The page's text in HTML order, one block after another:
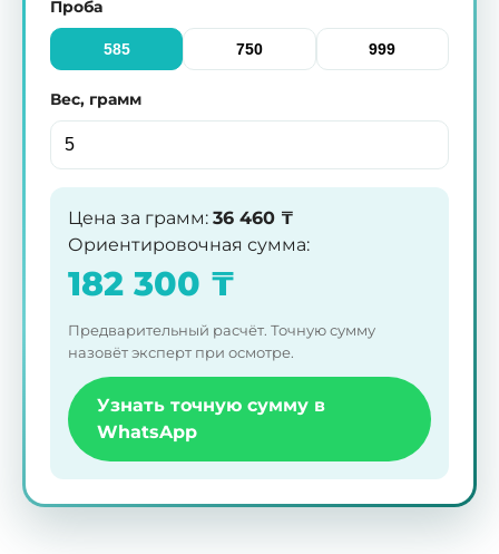
Проба
585 750 999
Вес, грамм
Цена за грамм: 36 460 ₸
Ориентировочная сумма:
182 300 ₸
Предварительный расчёт. Точную сумму
назовёт эксперт при осмотре.
Узнать точную сумму в
WhatsApp